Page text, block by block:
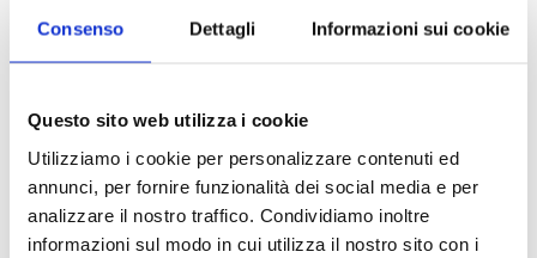
Consenso Dettagli Informazioni sui cookie
Questo sito web utilizza i cookie
Utilizziamo i cookie per personalizzare contenuti ed
annunci, per fornire funzionalità dei social media e per
analizzare il nostro traffico. Condividiamo inoltre
informazioni sul modo in cui utilizza il nostro sito con i
30 Giugno 2026
30 Giugno 2026
PREMI 2025. I TOP TEN
30 Giugno 2026